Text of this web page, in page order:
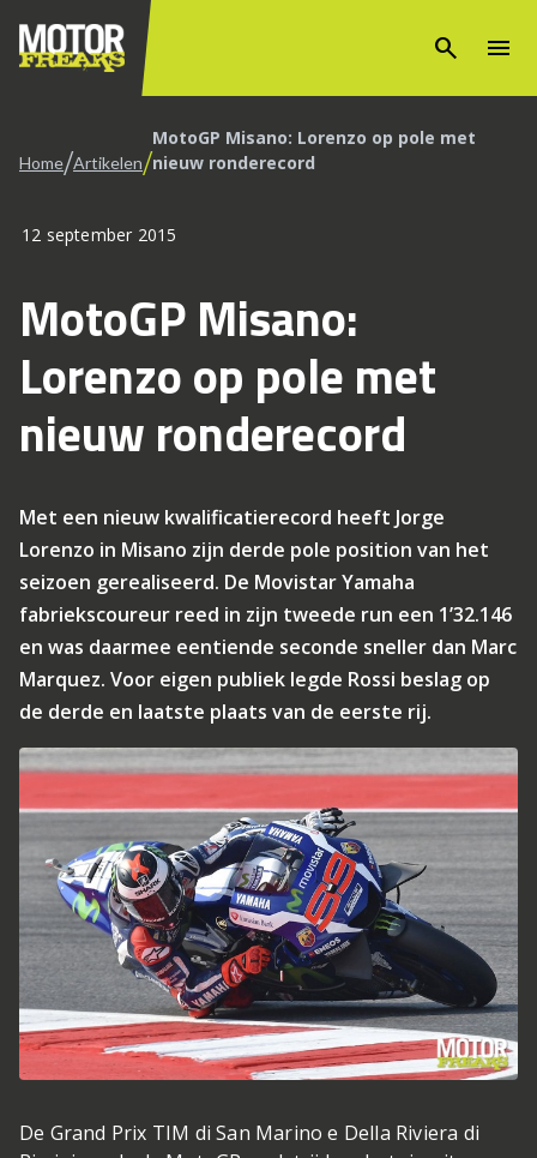
search menu
Home/Artikelen/MotoGP Misano: Lorenzo op pole met
nieuw ronderecord
12 september 2015
MotoGP Misano:
Lorenzo op pole met
nieuw ronderecord
Met een nieuw kwalificatierecord heeft Jorge
Lorenzo in Misano zijn derde pole position van het
seizoen gerealiseerd. De Movistar Yamaha
fabriekscoureur reed in zijn tweede run een 1’32.146
en was daarmee eentiende seconde sneller dan Marc
Marquez. Voor eigen publiek legde Rossi beslag op
de derde en laatste plaats van de eerste rij.
De Grand Prix TIM di San Marino e Della Riviera di